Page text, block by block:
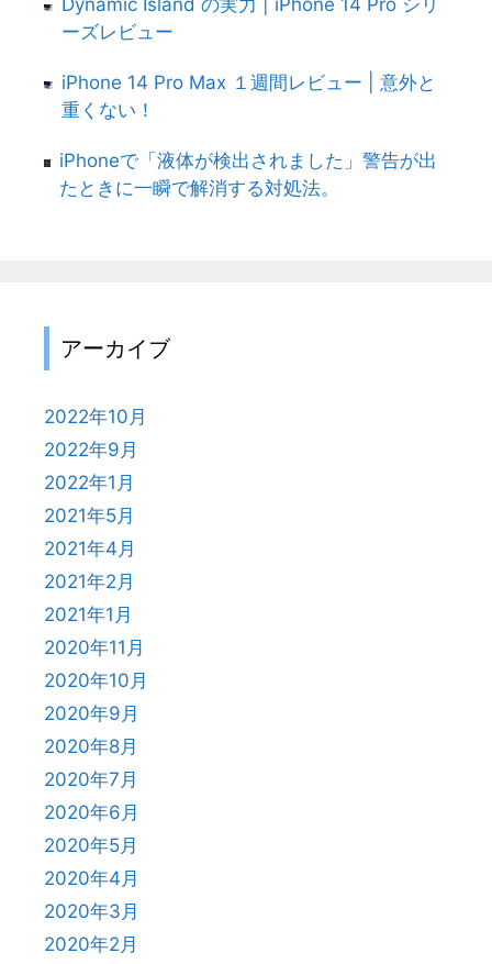
ーズレビュー
iPhone 14 Pro Max １週間レビュー | 意外と
重くない！
iPhoneで「液体が検出されました」警告が出
たときに一瞬で解消する対処法。
アーカイブ
2022年10月
2022年9月
2022年1月
2021年5月
2021年4月
2021年2月
2021年1月
2020年11月
2020年10月
2020年9月
2020年8月
2020年7月
2020年6月
2020年5月
2020年4月
2020年3月
2020年2月